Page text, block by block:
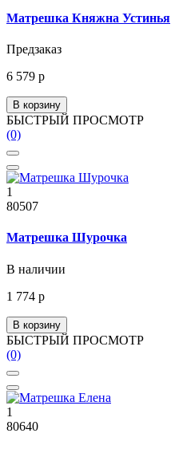
Матрешка Княжна Устинья
Предзаказ
6 579 р
В корзину
БЫСТРЫЙ ПРОСМОТР
(0)
1
80507
Матрешка Шурочка
В наличии
1 774 р
В корзину
БЫСТРЫЙ ПРОСМОТР
(0)
1
80640